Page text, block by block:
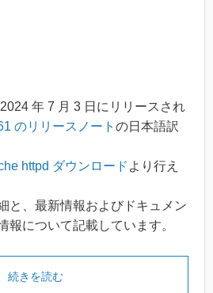
年 7 月 3 日にリリースされ
のリリースノート の日本語訳
httpd ダウンロード より行え
と、最新情報およびドキュメン
報について記載しています。
続きを読む